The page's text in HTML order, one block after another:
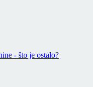
- što je ostalo?